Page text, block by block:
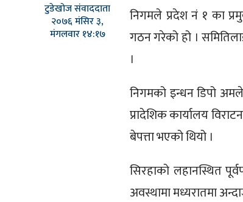
टुडेखोज संवाददाता
२०७६ मंसिर ३,
मंगलवार १४:१७
निगमले प्रदेश नं १ का
गठन गरेको हो ।
।
निगमको इन्धन डिपो
प्रादेशिक कार्यालय
बेपत्ता भएको थियो ।
सिरहाको लहानस्थित
अवस्थामा मध्यरातमा